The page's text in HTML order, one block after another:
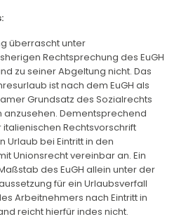
überrascht unter
Rechtsprechung des EuGH
zu seiner Abgeltung nicht. Das
ist nach dem EuGH als
Grundsatz des Sozialrechts
anzusehen. Dementsprechend
Rechtsvorschrift
Urlaub bei Eintritt in den
Unionsrecht vereinbar an. Ein
des EuGH allein unter der
für ein Urlaubsverfall
Arbeitnehmers nach Eintritt in
reicht hierfür indes nicht.